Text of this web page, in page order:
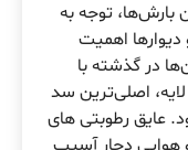
بارش‌ها، توجه به
اهمیت
در گذشته با
اصلی‌ترین سد
عایق رطوبتی های